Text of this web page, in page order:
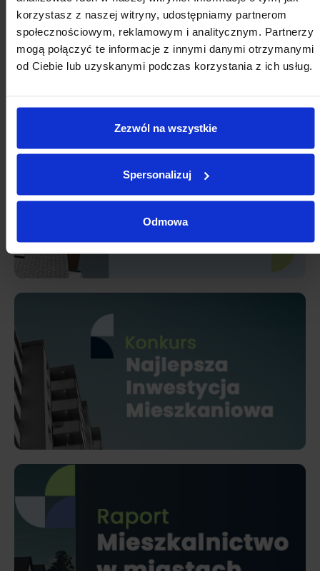
korzystasz z naszej witryny, udostępniamy partnerom
społecznościowym, reklamowym i analitycznym. Partnerzy
mogą połączyć te informacje z innymi danymi otrzymanymi
od Ciebie lub uzyskanymi podczas korzystania z ich usług.
Zezwól na wszystkie
Spersonalizuj
Odmowa
10 11 12 13 14 15 16
17 18 19 20 21 22 23
24 27 28 29 30